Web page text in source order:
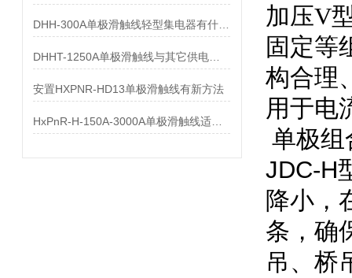
安置HXPNR-HD13单极滑触线有新方法
加压V
固定等
构合理
用于电
单极组
JDC-H
降小，
条，确
吊、桥